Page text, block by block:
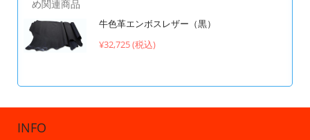
め関連商品
牛色革エンボスレザー（黒）
¥32,725 (税込)
INFO